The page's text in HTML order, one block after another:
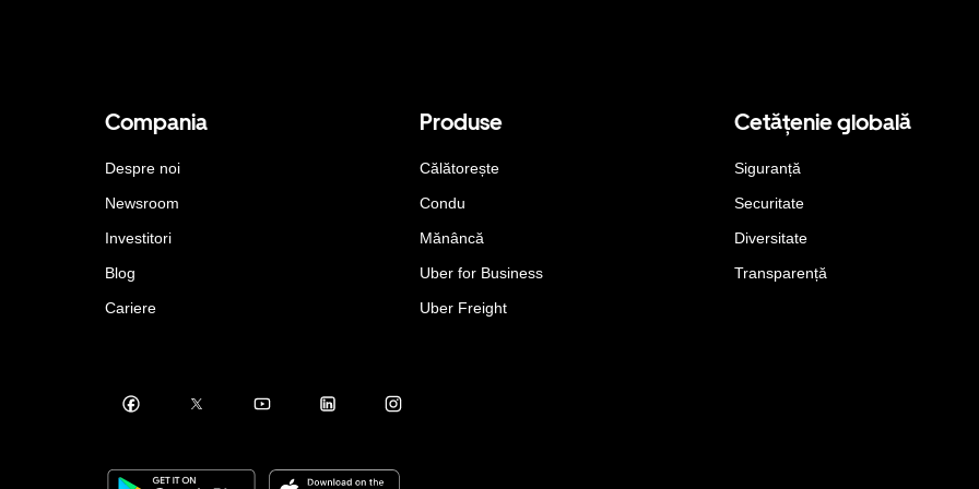
Compania
Despre noi
Newsroom
Investitori
Blog
Cariere
Produse
Călătorește
Condu
Mănâncă
Uber for Business
Uber Freight
Cetățenie globală
Siguranță
Securitate
Diversitate
Transparență